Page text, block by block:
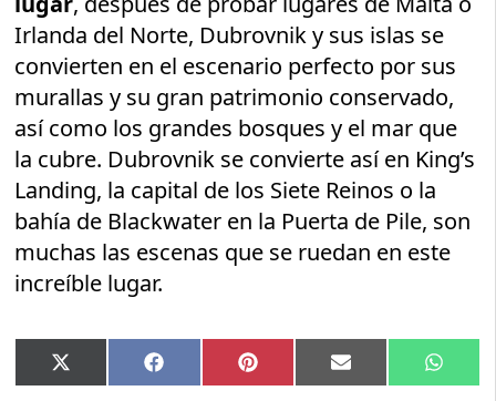
Irlanda del Norte, Dubrovnik y sus islas se
convierten en el escenario perfecto por sus
murallas y su gran patrimonio conservado,
así como los grandes bosques y el mar que
la cubre. Dubrovnik se convierte así en King’s
Landing, la capital de los Siete Reinos o la
bahía de Blackwater en la Puerta de Pile, son
muchas las escenas que se ruedan en este
increíble lugar.
Compartir
en
X
(Twitter)
Compartir
en
Facebook Compartir
en
Pinterest Compartir
en
Email
en